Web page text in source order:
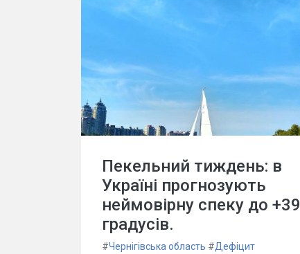
Пекельний тиждень: в
Україні прогнозують
неймовірну спеку до +39
градусів.
#Чернігівська область #Дефіцит